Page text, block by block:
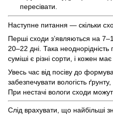
пересівати.
Наступне питання — скільки
Перші сходи з’являються на
20–22 дні. Така
суміші є різні сорти, і кожен
Увесь час від посіву до
забезпечувати вологість
При нестачі вологи сходи
Слід врахувати, що найбільші